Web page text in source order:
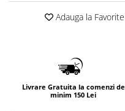
Adauga la Favorite
Livrare Gratuita la comenzi de
minim 150 Lei